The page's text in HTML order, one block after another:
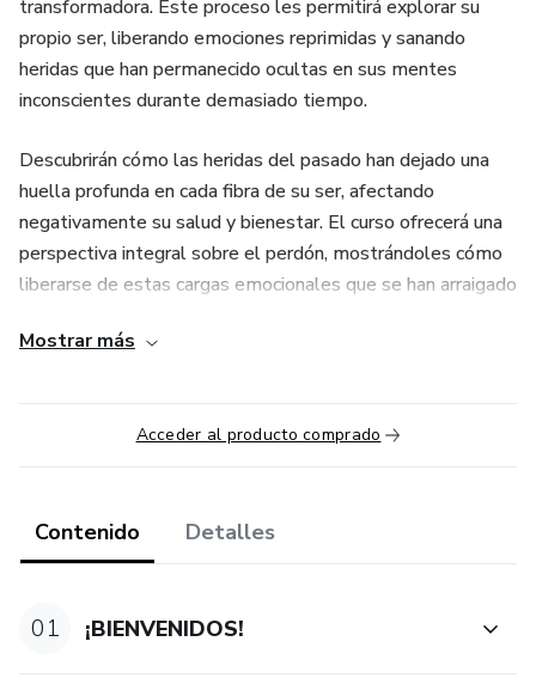
transformadora. Este proceso les permitirá explorar su
propio ser, liberando emociones reprimidas y sanando
heridas que han permanecido ocultas en sus mentes
inconscientes durante demasiado tiempo.
Descubrirán cómo las heridas del pasado han dejado una
huella profunda en cada fibra de su ser, afectando
negativamente su salud y bienestar. El curso ofrecerá una
perspectiva integral sobre el perdón, mostrándoles cómo
liberarse de estas cargas emocionales que se han arraigado
una profunda transformación interior que les llevará a
recuperar su salud y bienestar. Es hora de liberarse del
pasado y empezar a vivir una vida plena y en armonía con
Mostrar más
Acceder al producto comprado
Contenido Detalles
01 ¡BIENVENIDOS!